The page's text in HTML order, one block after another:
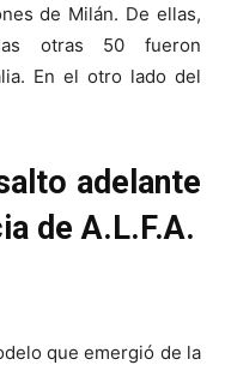
de Milán. De ellas,
otras 50 fueron
En el otro lado del
adelante
de A.L.F.A.
que emergió de la